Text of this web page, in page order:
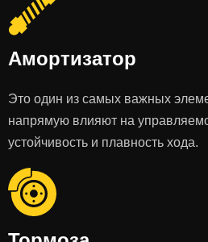
Амортизатор
Это один из самых важных
напрямую влияют на
устойчивость и плавность хода.